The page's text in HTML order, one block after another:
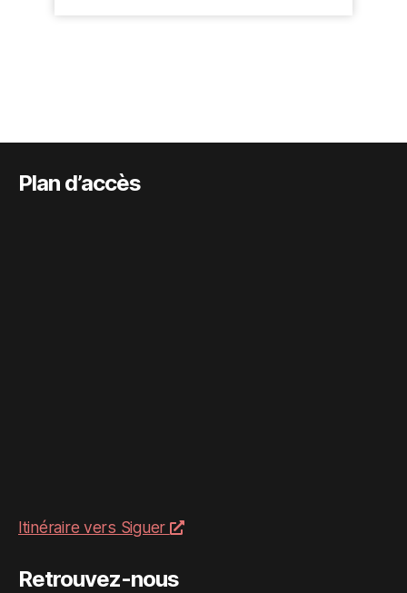
Plan d’accès
Itinéraire vers Siguer
Retrouvez-nous